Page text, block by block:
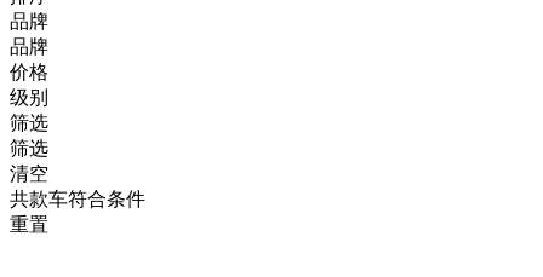
品牌
品牌
价格
级别
筛选
筛选
清空
共款车符合条件
重置